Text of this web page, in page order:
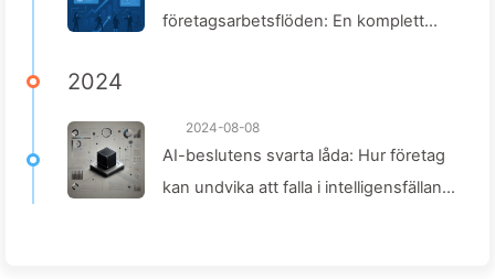
företagsarbetsflöden: En komplett
2024
2024-08-08
AI-beslutens svarta låda: Hur företag
kan undvika att falla i intelligensfällan